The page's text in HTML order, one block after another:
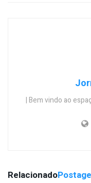
| Bem vindo ao
Relacionado